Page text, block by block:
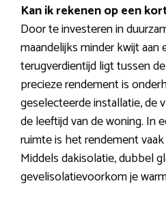
Kan ik rekenen op een
Door te investeren in
maandelijks minder kwijt aan
terugverdientijd ligt tussen
precieze rendement is
geselecteerde installatie, de
de leeftijd van de woning. In
ruimte is het rendement
Middels dakisolatie, dubbel
gevelisolatievoorkom je